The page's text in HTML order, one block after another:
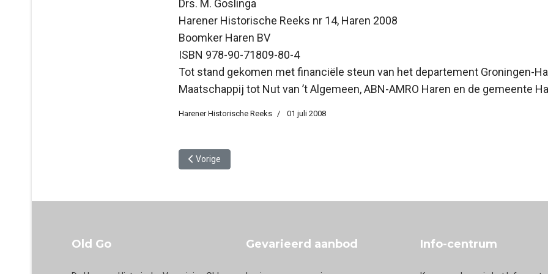
Drs. M. Goslinga
Harener Historische Reeks nr 14, Haren 2008
Boomker Haren BV
ISBN 978-90-71809-80-4
Tot stand gekomen met financiële steun van het departement Groningen-
Maatschappij tot Nut van ’t Algemeen, ABN-AMRO Haren en de gemeente
Harener Historische Reeks 01 juli 2008
Vorig artikel: 15. Van kwaad tot onvoorstelbaar erger – Verhalen achter de namen op de
Vorige
Old Go Gevarieerd aanbod Info-centrum